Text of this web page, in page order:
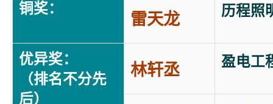
铜奖：
雷天龙 历程照
优异奖：
（排名不分先
后）
林轩丞 盈电工